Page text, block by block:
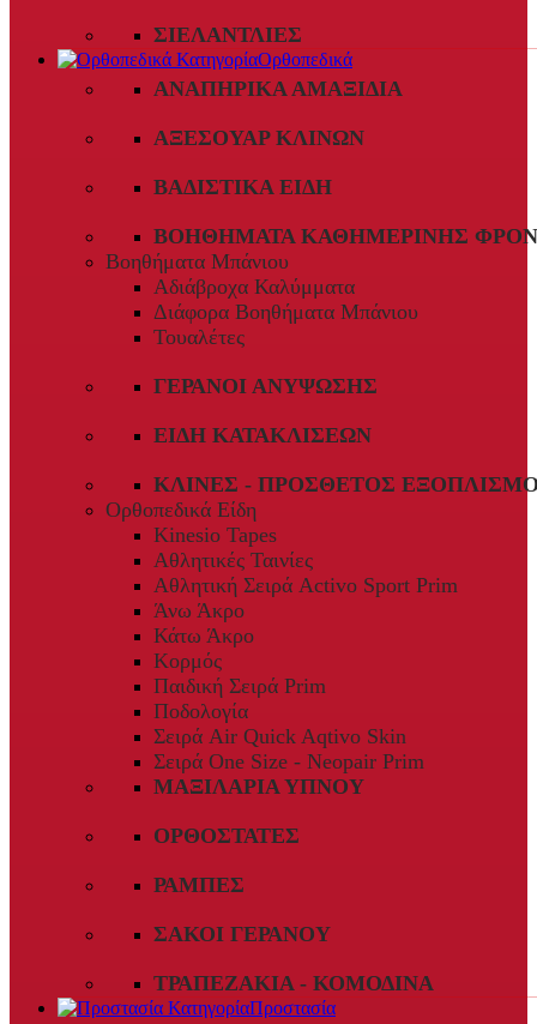
ΣΙΕΛΑΝΤΛΊΕΣ
Ορθοπεδικά
ΑΝΑΠΗΡΙΚΆ ΑΜΑΞΊΔΙΑ
ΑΞΕΣΟΥΆΡ ΚΛΙΝΏΝ
ΒΑΔΙΣΤΙΚΆ ΕΊΔΗ
ΒΟΗΘΉΜΑΤΑ ΚΑΘΗΜΕΡΙΝΉΣ
Βοηθήματα Μπάνιου
Αδιάβροχα Καλύμματα
Διάφορα Βοηθήματα Μπάνιου
Τουαλέτες
ΓΕΡΑΝΟΊ ΑΝΎΨΩΣΗΣ
ΕΊΔΗ ΚΑΤΑΚΛΊΣΕΩΝ
ΚΛΊΝΕΣ - ΠΡΌΣΘΕΤΟΣ
Ορθοπεδικά Είδη
Kinesio Tapes
Αθλητικές Ταινίες
Αθλητική Σειρά Activo Sport Prim
Άνω Άκρο
Κάτω Άκρο
Κορμός
Παιδική Σειρά Prim
Ποδολογία
Σειρά Air Quick Aqtivo Skin
Σειρά One Size - Neopair Prim
ΜΑΞΙΛΆΡΙΑ ΎΠΝΟΥ
ΟΡΘΟΣΤΆΤΕΣ
ΡΆΜΠΕΣ
ΣΆΚΟΙ ΓΕΡΑΝΟΎ
ΤΡΑΠΕΖΆΚΙΑ - ΚΟΜΟΔΊΝΑ
Προστασία